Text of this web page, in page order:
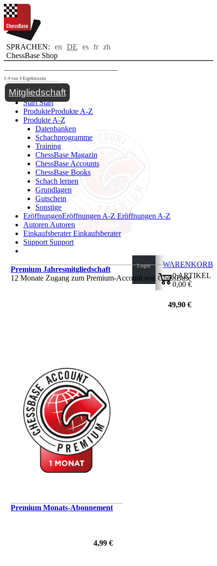
SPRACHEN: en DE es fr zh
ChessBase Shop
Toggle navigation
StartStart
ProdukteProdukte A-Z
Produkte A-Z
Datenbanken
Schachprogramme
Training
ChessBase Magazin
ChessBase Accounts
ChessBase Books
Schach lernen
Grundlagen
Gutschein
Sonstige
EröffnungenEröffnungen A-Z Eröffnungen A-Z
Autoren Autoren
EinkaufsberaterEinkaufsberater
Support Support
Login
WARENKORB
0ARTIKEL
0,00 €
1-4 von 4 Ergebnissen
Mitgliedschaft
Premium Jahresmitgliedschaft
12 Monate Zugang zum Premium-Account von ChessBase
49,90 €
Premium Monats-Abonnement
4,99 €